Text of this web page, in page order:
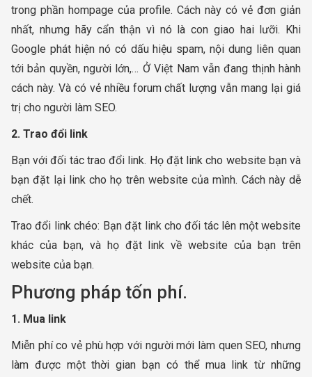
trong phần hompage của profile. Cách này có vẻ đơn giản
nhất, nhưng hãy cẩn thận vì nó là con giao hai lưỡi. Khi
Google phát hiện nó có dấu hiệu spam, nội dung liên quan
tới bản quyền, người lớn,… Ở Việt Nam vẫn đang thịnh hành
cách này. Và có vẻ nhiều forum chất lượng vẫn mang lại giá
trị cho người làm SEO.
2. Trao đổi link
Bạn với đối tác trao đổi link. Họ đặt link cho website bạn và
bạn đặt lại link cho họ trên website của mình. Cách này dễ
chết.
Trao đổi link chéo: Bạn đặt link cho đối tác lên một website
khác của bạn, và họ đặt link về website của bạn trên
website của bạn.
Phương pháp tốn phí.
1. Mua link
Miễn phí co vẻ phù hợp với người mới làm quen SEO, nhưng
làm được một thời gian bạn có thể mua link từ những